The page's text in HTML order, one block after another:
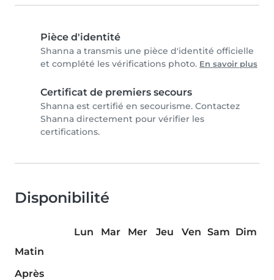
Pièce d'identité
Shanna a transmis une pièce d'identité officielle
et complété les vérifications photo. En savoir plus
Certificat de premiers secours
Shanna est certifié en secourisme. Contactez
Shanna directement pour vérifier les
certifications.
Disponibilité
Lun Mar Mer Jeu Ven Sam Dim
Matin
Après